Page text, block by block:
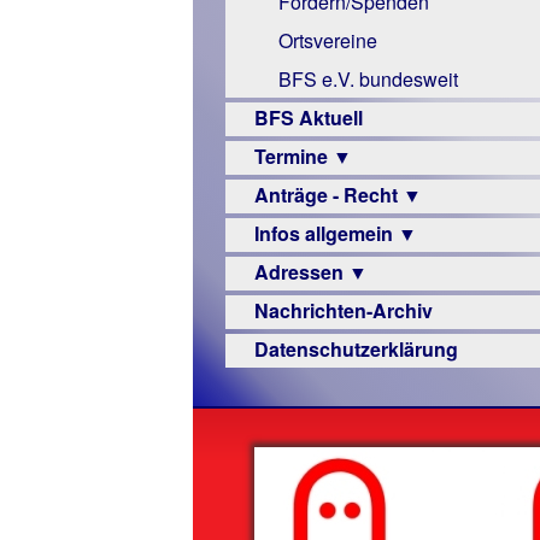
Links
Ortsvereine
BFS e.V. bundesweit
BFS Aktuell
Termine ▼
Veranstaltungsprogramme
Anträge - Recht ▼
Archiv
Urteile
Infos allgemein ▼
Sehbehinderung
Frühförderung
Schule
–
Beruf
Senioren
Hilfsmittel
Adressen ▼
Augenoptiker
Berufsbildungswerke
Hörbüchereien
Reha-
Nachrichten-Archiv
Datenschutzerklärung